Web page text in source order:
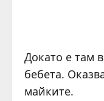
Докато е там
бебета.
майките.